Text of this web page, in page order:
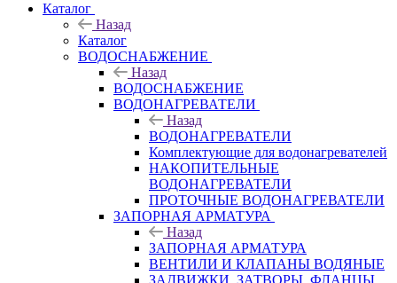
Каталог
Назад
Каталог
ВОДОСНАБЖЕНИЕ
Назад
ВОДОСНАБЖЕНИЕ
ВОДОНАГРЕВАТЕЛИ
Назад
ВОДОНАГРЕВАТЕЛИ
Комплектующие для водонагревателей
НАКОПИТЕЛЬНЫЕ
ВОДОНАГРЕВАТЕЛИ
ПРОТОЧНЫЕ ВОДОНАГРЕВАТЕЛИ
ЗАПОРНАЯ АРМАТУРА
Назад
ЗАПОРНАЯ АРМАТУРА
ВЕНТИЛИ И КЛАПАНЫ ВОДЯНЫЕ
ЗАДВИЖКИ, ЗАТВОРЫ, ФЛАНЦЫ